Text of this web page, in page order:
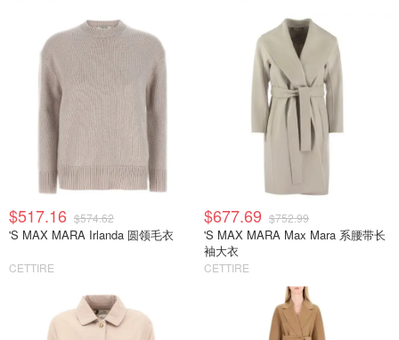
$517.16 $574.62
'S MAX MARA Irlanda 圆领毛衣
CETTIRE
$677.69 $752.99
'S MAX MARA Max Mara 系腰带长
袖大衣
CETTIRE